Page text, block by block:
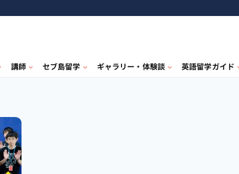
講師 セブ島留学 ギャラリー・体験談 英語留学ガイド